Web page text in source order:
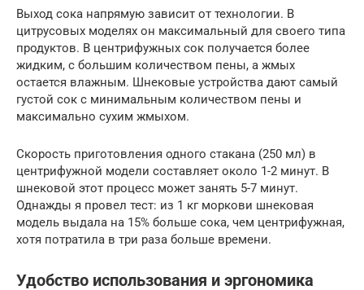
Выход сока напрямую зависит от технологии. В
цитрусовых моделях он максимальный для своего типа
продуктов. В центрифужных сок получается более
жидким, с большим количеством пены, а жмых
остается влажным. Шнековые устройства дают самый
густой сок с минимальным количеством пены и
максимально сухим жмыхом.
Скорость приготовления одного стакана (250 мл) в
центрифужной модели составляет около 1-2 минут. В
шнековой этот процесс может занять 5-7 минут.
Однажды я провел тест: из 1 кг моркови шнековая
модель выдала на 15% больше сока, чем центрифужная,
хотя потратила в три раза больше времени.
Удобство использования и эргономика